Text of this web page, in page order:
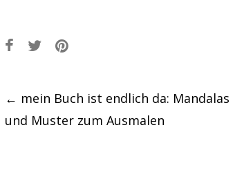
Post
← mein Buch ist endlich da: Mandalas
und Muster zum Ausmalen